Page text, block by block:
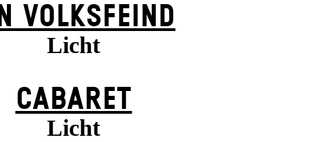
VOLKS­FEIND
Licht
CABARET
Licht